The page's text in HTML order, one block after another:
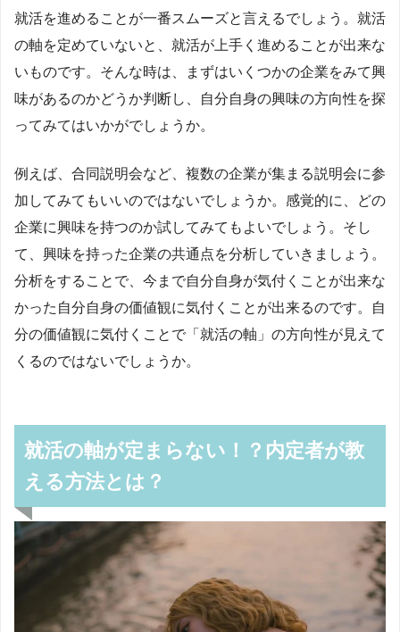
就活を進めることが一番スムーズと言えるでしょう。就活
の軸を定めていないと、就活が上手く進めることが出来な
いものです。そんな時は、まずはいくつかの企業をみて興
味があるのかどうか判断し、自分自身の興味の方向性を探
ってみてはいかがでしょうか。
例えば、合同説明会など、複数の企業が集まる説明会に参
加してみてもいいのではないでしょうか。感覚的に、どの
企業に興味を持つのか試してみてもよいでしょう。そし
て、興味を持った企業の共通点を分析していきましょう。
分析をすることで、今まで自分自身が気付くことが出来な
かった自分自身の価値観に気付くことが出来るのです。自
分の価値観に気付くことで「就活の軸」の方向性が見えて
くるのではないでしょうか。
就活の軸が定まらない！？内定者が教
える方法とは？